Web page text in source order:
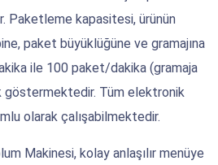
Paketleme kapasitesi, ürünün
paket büyüklüğüne ve gramajına
ile 100 paket/dakika (gramaja
göstermektedir. Tüm elektronik
olarak çalışabilmektedir.
Makinesi, kolay anlaşılır menüye